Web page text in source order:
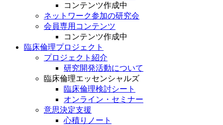
コンテンツ作成中
ネットワーク参加の研究会
会員専用コンテンツ
コンテンツ作成中
臨床倫理プロジェクト
プロジェクト紹介
研究開発活動について
臨床倫理エッセンシャルズ
臨床倫理検討シート
オンライン・セミナー
意思決定支援
心積りノート